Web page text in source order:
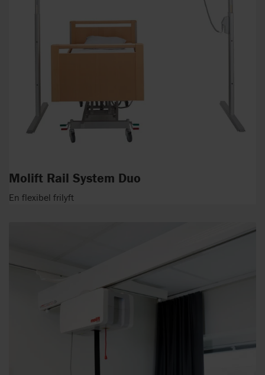
Molift Rail System Duo
En flexibel frilyft